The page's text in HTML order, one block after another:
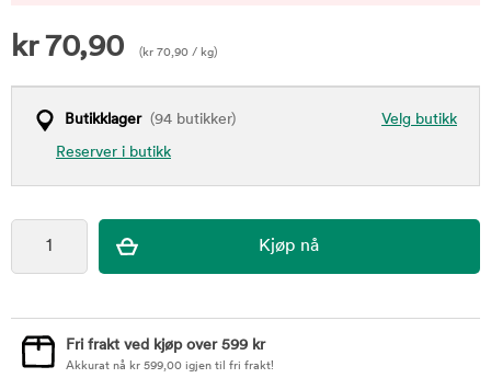
kr70,90 ( kr 70,90 / kg)
Velg butikk
Butikklager(94 butikker)
Reserver i butikk
Fri frakt ved kjøp over 599 kr
Akkurat nå kr 599,00 igjen til fri frakt!